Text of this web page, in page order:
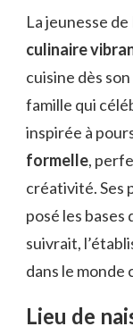
La jeunesse
culinaire
cuisine dès
famille qui
inspirée à
formelle,
créativité. Ses
posé les bases
suivrait,
dans le monde
Lieu de